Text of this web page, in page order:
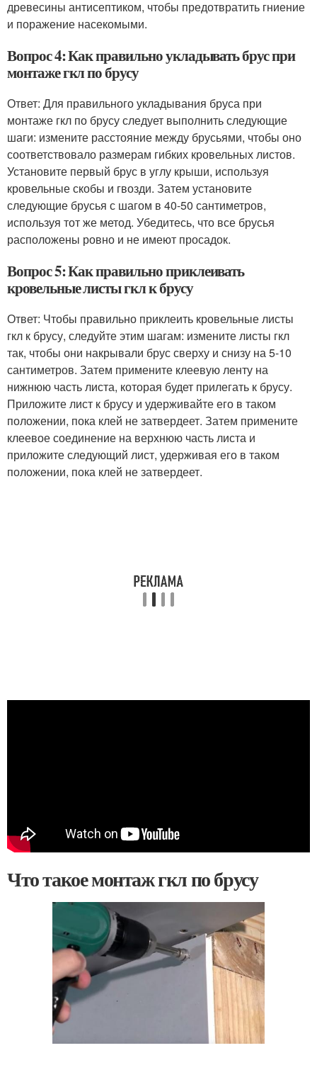
древесины антисептиком, чтобы предотвратить гниение
и поражение насекомыми.
Вопрос 4: Как правильно укладывать брус при
монтаже гкл по брусу
Ответ: Для правильного укладывания бруса при
монтаже гкл по брусу следует выполнить следующие
шаги: измените расстояние между брусьями, чтобы оно
соответствовало размерам гибких кровельных листов.
Установите первый брус в углу крыши, используя
кровельные скобы и гвозди. Затем установите
следующие брусья с шагом в 40-50 сантиметров,
используя тот же метод. Убедитесь, что все брусья
расположены ровно и не имеют просадок.
Вопрос 5: Как правильно приклеивать
кровельные листы гкл к брусу
Ответ: Чтобы правильно приклеить кровельные листы
гкл к брусу, следуйте этим шагам: измените листы гкл
так, чтобы они накрывали брус сверху и снизу на 5-10
сантиметров. Затем примените клеевую ленту на
нижнюю часть листа, которая будет прилегать к брусу.
Приложите лист к брусу и удерживайте его в таком
положении, пока клей не затвердеет. Затем примените
клеевое соединение на верхнюю часть листа и
приложите следующий лист, удерживая его в таком
положении, пока клей не затвердеет.
Что такое монтаж гкл по брусу